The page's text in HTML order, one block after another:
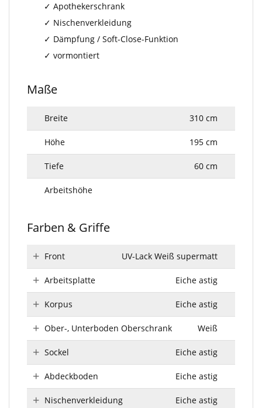
Apothekerschrank
Nischenverkleidung
Dämpfung / Soft-Close-Funktion
vormontiert
Maße
Breite 310 cm
Höhe 195 cm
Tiefe 60 cm
Arbeitshöhe
Farben & Griffe
Front UV-Lack Weiß supermatt
Arbeitsplatte Eiche astig
Korpus Eiche astig
Ober-, Unterboden Oberschrank Weiß
Sockel Eiche astig
Abdeckboden Eiche astig
Nischenverkleidung Eiche astig